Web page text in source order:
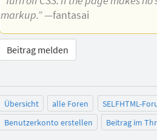
markup.”—fantasai
Beitrag melden
Übersicht alle Foren
SELFHTML-
Benutzerkonto erstellen
Beitrag im